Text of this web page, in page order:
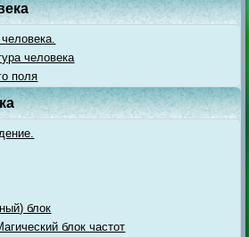
человека
поля
блок
блок частот